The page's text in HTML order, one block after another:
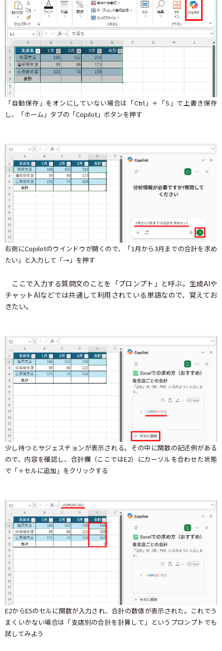
「自動保存」をオンにしていない場合は「Ctrl」＋「S」で上書き保存
し、「ホーム」タブの「Copilot」ボタンを押す
右側にCopilotのウインドウが開くので、「1月から3月までの合計を求め
たい」と入力して「→」を押す
ここで入力する質問文のことを「プロンプト」と呼ぶ。生成AIや
チャットAIなどでは共通して利用されている単語なので、覚えてお
きたい。
少し待つとサジェスチョンが表示される。その中に関数の記述例がある
ので、内容を確認し、合計欄（ここではE2）にカーソルを合わせた状態
で「＋セルに追加」をクリックする
E2からE5のセルに関数が入力され、合計の数値が表示された。これでう
まくいかない場合は「支店別の合計を計算して」というプロンプトでも
試してみよう